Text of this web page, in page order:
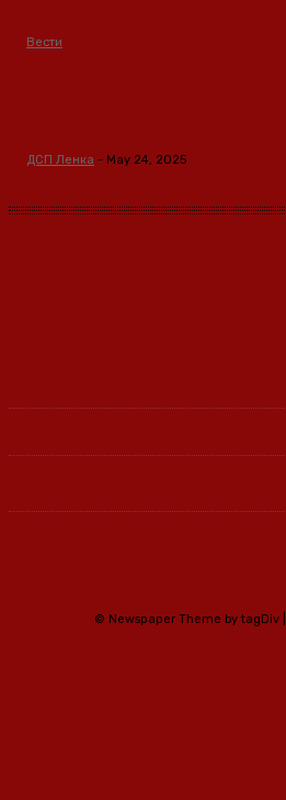
Вести
ДСП Ленка - May 24, 2025
© Newspaper Theme by tagDiv